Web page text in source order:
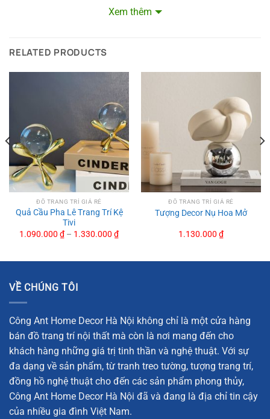
Hươu Pha Lê Tài Lộc
Tượng Đầu Ngựa Tối Giản
Cánh Lông Vũ Tự Do
Tượng Mèo Nghệ Thuật
Tượng Voi Pha Lê Biển Sâu
Thông số chi tiết sản phẩm Kệ Sách Trang Trí
Hiện Đại
Kích thước:Dài 20cm x Rộng 26cm x Cao 20cm – kích
Xem thêm
RELATED PRODUCTS
ĐỒ TRANG TRÍ GIÁ RẺ
Quả Cầu Pha Lê Trang Trí Kệ
Tivi
1.090.000 ₫– 1.330.000 ₫
ĐỒ TRANG TRÍ GIÁ RẺ
Tượng Decor Nụ Hoa Mở
1.130.000 ₫
VỀ CHÚNG TÔI
Công Ant Home Decor Hà Nội không chỉ là một cửa hàng
bán đồ trang trí nội thất mà còn là nơi mang đến cho
khách hàng những giá trị tinh thần và nghệ thuật. Với sự
đa dạng về sản phẩm, từ tranh treo tường, tượng trang trí,
đồng hồ nghệ thuật cho đến các sản phẩm phong thủy,
Công Ant Home Decor Hà Nội đã và đang là địa chỉ tin cậy
của nhiều gia đình Việt Nam.